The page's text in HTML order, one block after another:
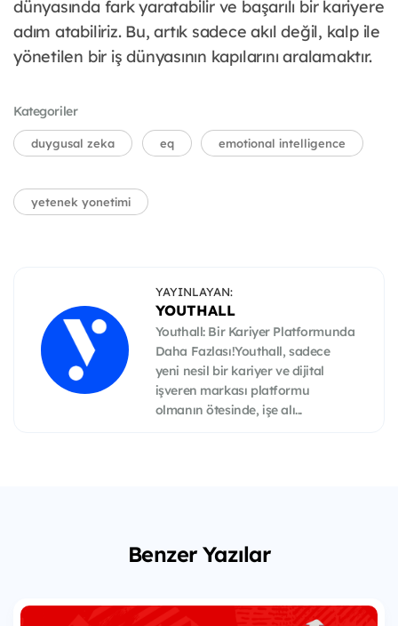
dünyasında fark yaratabilir ve başarılı bir kariyere
adım atabiliriz. Bu, artık sadece akıl değil, kalp ile
yönetilen bir iş dünyasının kapılarını aralamaktır.
Kategoriler
duygusal zeka eq emotional intelligence
yetenek yonetimi
YAYINLAYAN:
YOUTHALL
Youthall: Bir Kariyer Platformunda
Daha Fazlası!Youthall, sadece
yeni nesil bir kariyer ve dijital
işveren markası platformu
olmanın ötesinde, işe alı...
Benzer Yazılar